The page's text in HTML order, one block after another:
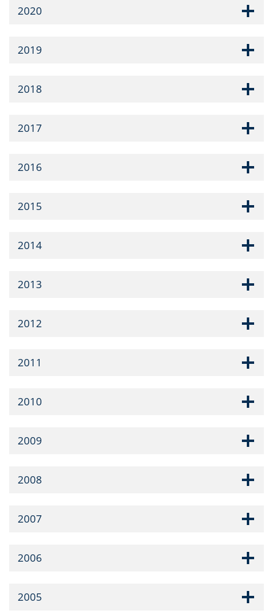
2020
2019
2018
2017
2016
2015
2014
2013
2012
2011
2010
2009
2008
2007
2006
2005